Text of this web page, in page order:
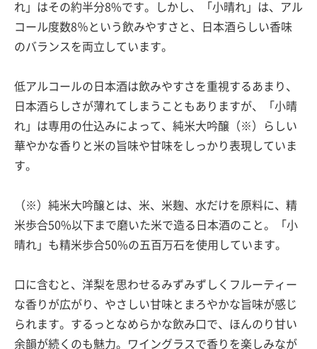
れ」はその約半分8%です。しかし、「小晴れ」は、アル
コール度数8％という飲みやすさと、日本酒らしい香味
のバランスを両立しています。
低アルコールの日本酒は飲みやすさを重視するあまり、
日本酒らしさが薄れてしまうこともありますが、「小晴
れ」は専用の仕込みによって、純米大吟醸（※）らしい
華やかな香りと米の旨味や甘味をしっかり表現していま
す。
（※）純米大吟醸とは、米、米麹、水だけを原料に、精
米歩合50%以下まで磨いた米で造る日本酒のこと。「小
晴れ」も精米歩合50%の五百万石を使用しています。
口に含むと、洋梨を思わせるみずみずしくフルーティー
な香りが広がり、やさしい甘味とまろやかな旨味が感じ
られます。するっとなめらかな飲み口で、ほんのり甘い
余韻が続くのも魅力。ワイングラスで香りを楽しみなが